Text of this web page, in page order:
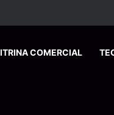
a paciente a balazos
COMERCIAL